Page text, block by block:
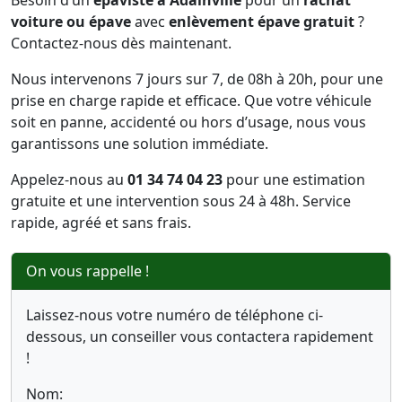
voiture ou épaveavec enlèvement épave gratuit?
Contactez-nous dès maintenant.
Nous intervenons 7 jours sur 7, de 08h à 20h, pour une
prise en charge rapide et efficace. Que votre véhicule
soit en panne, accidenté ou hors d’usage, nous vous
garantissons une solution immédiate.
Appelez-nous au 01 34 74 04 23 pour une estimation
gratuite et une intervention sous 24 à 48h. Service
rapide, agréé et sans frais.
On vous rappelle !
Laissez-nous votre numéro de téléphone ci-
dessous, un conseiller vous contactera rapidement
!
Nom: